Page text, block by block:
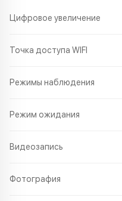
Цифровое увеличение
Точка доступа WIFI
Режимы наблюдения
Режим ожидания
Видеозапись
Фотография